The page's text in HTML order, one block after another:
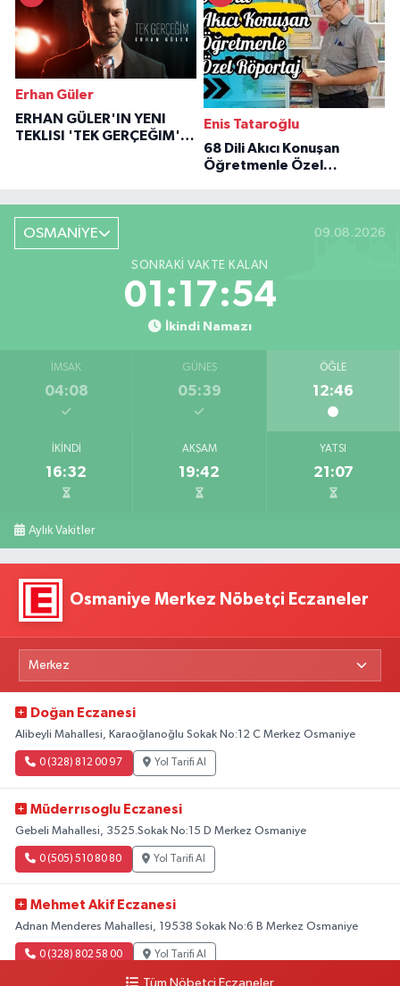
Erhan Güler
ERHAN GÜLER'IN YENI
TEKLISI 'TEK GERÇEĞIM'LE
Enis Tataroğlu
68 Dili Akıcı Konuşan
Öğretmenle Özel
OSMANİYE 09.08.2026
SONRAKI VAKTE KALAN
01:17:54
İkindi Namazı
İMSAK
04:08
GÜNEŞ
05:39
ÖĞLE
12:46
İKINDI
16:32
AKŞAM
19:42
YATSI
21:07
Aylık Vakitler
Osmaniye Merkez Nöbetçi Eczaneler
Doğan Eczanesi
Alibeyli Mahallesi, Karaoğlanoğlu Sokak No:12 C Merkez Osmaniye
0 (328) 812 00 97 Yol Tarifi Al
Müderrısoglu Eczanesi
Gebeli Mahallesi, 3525.Sokak No:15 D Merkez Osmaniye
0 (505) 510 80 80 Yol Tarifi Al
Mehmet Akif Eczanesi
Adnan Menderes Mahallesi, 19538 Sokak No:6 B Merkez Osmaniye
0 (328) 802 58 00 Yol Tarifi Al